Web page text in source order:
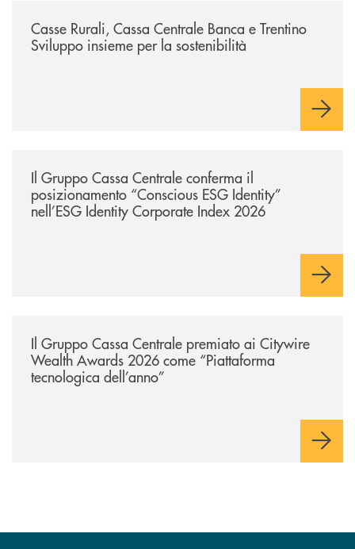
Casse Rurali, Cassa Centrale Banca e Trentino
Sviluppo insieme per la sostenibilità
Il Gruppo Cassa Centrale conferma il
posizionamento “Conscious ESG Identity”
nell’ESG Identity Corporate Index 2026
Il Gruppo Cassa Centrale premiato ai Citywire
Wealth Awards 2026 come “Piattaforma
tecnologica dell’anno”